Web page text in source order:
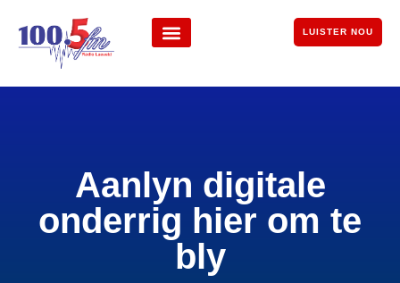
LUISTER NOU
Aanlyn digitale
onderrig hier om te
bly